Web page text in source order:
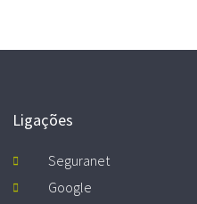
Ligações
Seguranet
Google